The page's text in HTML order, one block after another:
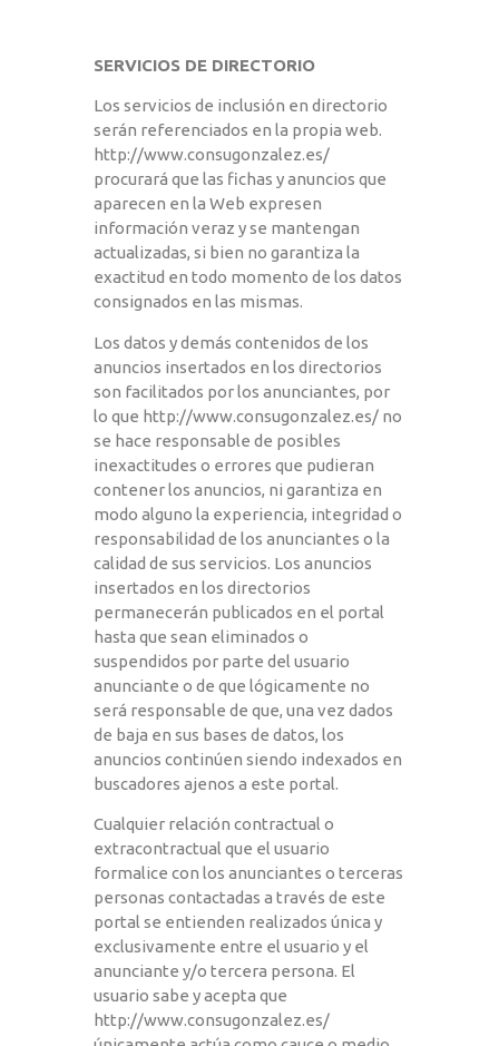
SERVICIOS DE DIRECTORIO
Los servicios de inclusión en directorio
serán referenciados en la propia web.
http://www.consugonzalez.es/
procurará que las fichas y anuncios que
aparecen en la Web expresen
información veraz y se mantengan
actualizadas, si bien no garantiza la
exactitud en todo momento de los datos
consignados en las mismas.
Los datos y demás contenidos de los
anuncios insertados en los directorios
son facilitados por los anunciantes, por
lo que http://www.consugonzalez.es/ no
se hace responsable de posibles
inexactitudes o errores que pudieran
contener los anuncios, ni garantiza en
modo alguno la experiencia, integridad o
responsabilidad de los anunciantes o la
calidad de sus servicios. Los anuncios
insertados en los directorios
permanecerán publicados en el portal
hasta que sean eliminados o
suspendidos por parte del usuario
anunciante o de que lógicamente no
será responsable de que, una vez dados
de baja en sus bases de datos, los
anuncios continúen siendo indexados en
buscadores ajenos a este portal.
Cualquier relación contractual o
extracontractual que el usuario
formalice con los anunciantes o terceras
personas contactadas a través de este
portal se entienden realizados única y
exclusivamente entre el usuario y el
anunciante y/o tercera persona. El
usuario sabe y acepta que
http://www.consugonzalez.es/